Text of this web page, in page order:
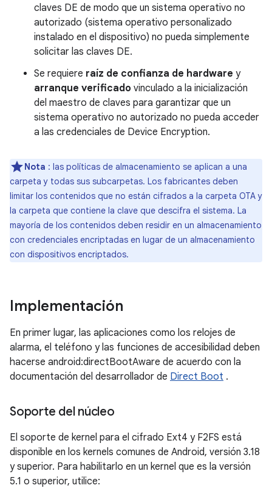
claves DE de modo que un sistema operativo no
autorizado (sistema operativo personalizado
instalado en el dispositivo) no pueda simplemente
solicitar las claves DE.
Se requiere raíz de confianza de hardware y
arranque verificado vinculado a la inicialización
del maestro de claves para garantizar que un
sistema operativo no autorizado no pueda acceder
a las credenciales de Device Encryption.
Nota : las políticas de almacenamiento se aplican a una
carpeta y todas sus subcarpetas. Los fabricantes deben
limitar los contenidos que no están cifrados a la carpeta OTA y
la carpeta que contiene la clave que descifra el sistema. La
mayoría de los contenidos deben residir en un almacenamiento
con credenciales encriptadas en lugar de un almacenamiento
con dispositivos encriptados.
Implementación
En primer lugar, las aplicaciones como los relojes de
alarma, el teléfono y las funciones de accesibilidad deben
hacerse android:directBootAware de acuerdo con la
documentación del desarrollador de Direct Boot .
Soporte del núcleo
El soporte de kernel para el cifrado Ext4 y F2FS está
disponible en los kernels comunes de Android, versión 3.18
y superior. Para habilitarlo en un kernel que es la versión
5.1 o superior, utilice: